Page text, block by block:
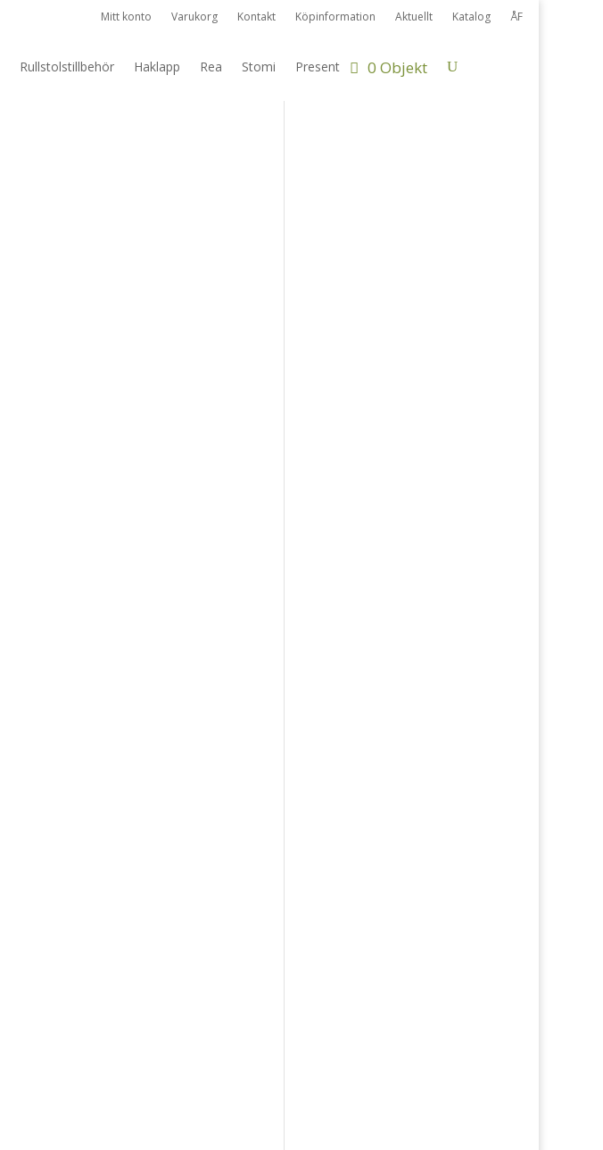
Mitt konto Varukorg Kontakt Köpinformation Aktuellt Katalog ÅF
Rullstolstillbehör Haklapp Rea Stomi Present 0 Objekt